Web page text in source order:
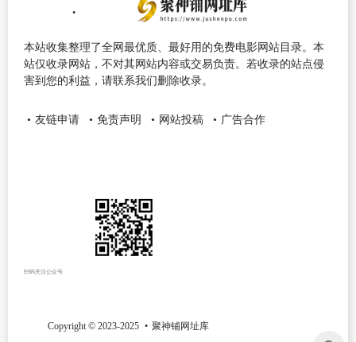
本站收集整理了全网最优质、最好用的免费电影网站目录。本
站仅收录网站，不对其网站内容或交易负责。若收录的站点侵
害到您的利益，请联系我们删除收录。
友链申请 免责声明 网站投稿 广告合作
扫码关注公众号
Copyright © 2023-2025 聚神铺网址库